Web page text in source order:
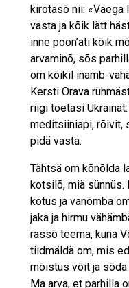
kirotasõ nii: «Väega
vasta ja kõik lätt
inne poon’ati kõik
arvaminõ, sõs
om kõikil inämb-
Kersti Orava
riigi toetasi
meditsiiniapi, rõivit,
pidä vasta.
Tähtsä om kõnõlda
kotsilõ, miä
kotus ja vanõmba
jaka ja hirmu
rassõ teema, kuna
tiidmäldä om, mis
mõistus võit ja sõda
Ma arva, et parhilla